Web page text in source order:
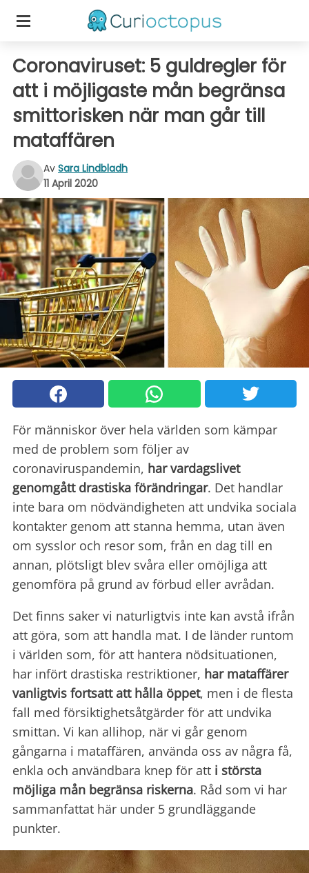
Coronaviruset: 5 guldregler för
att i möjligaste mån begränsa
smittorisken när man går till
mataffären
Av Sara Lindbladh
11 April 2020
För människor över hela världen som kämpar
med de problem som följer av
coronaviruspandemin, har vardagslivet
genomgått drastiska förändringar. Det handlar
inte bara om nödvändigheten att undvika sociala
kontakter genom att stanna hemma, utan även
om sysslor och resor som, från en dag till en
annan, plötsligt blev svåra eller omöjliga att
genomföra på grund av förbud eller avrådan.
Det finns saker vi naturligtvis inte kan avstå ifrån
att göra, som att handla mat. I de länder runtom
i världen som, för att hantera nödsituationen,
har infört drastiska restriktioner, har mataffärer
vanligtvis fortsatt att hålla öppet, men i de flesta
fall med försiktighetsåtgärder för att undvika
smittan. Vi kan allihop, när vi går genom
gångarna i mataffären, använda oss av några få,
enkla och användbara knep för att i största
möjliga mån begränsa riskerna. Råd som vi har
sammanfattat här under 5 grundläggande
punkter.